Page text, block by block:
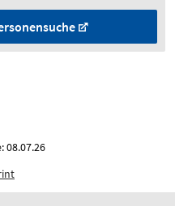
08.07.26